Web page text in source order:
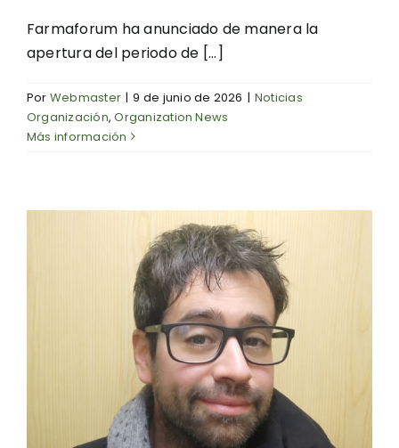
Farmaforum ha anunciado de manera la
apertura del periodo de [...]
Por Webmaster | 9 de junio de 2026 | Noticias
Organización,Organization News
Más información